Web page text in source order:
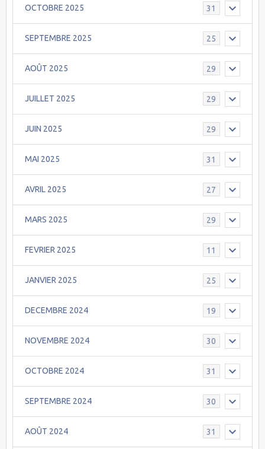
OCTOBRE 2025 31
SEPTEMBRE 2025 25
AOÛT 2025 29
JUILLET 2025 29
JUIN 2025 29
MAI 2025 31
AVRIL 2025 27
MARS 2025 29
FEVRIER 2025 11
JANVIER 2025 25
DECEMBRE 2024 19
NOVEMBRE 2024 30
OCTOBRE 2024 31
SEPTEMBRE 2024 30
AOÛT 2024 31